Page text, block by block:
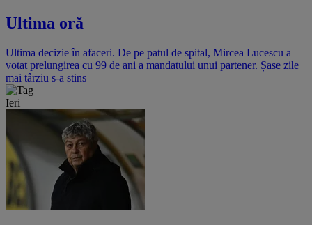
Ultima oră
Ultima decizie în afaceri. De pe patul de spital, Mircea Lucescu a
votat prelungirea cu 99 de ani a mandatului unui partener. Șase zile
mai târziu s-a stins
Ieri